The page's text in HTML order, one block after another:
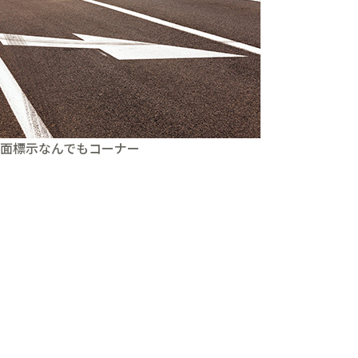
標示なんでもコーナー